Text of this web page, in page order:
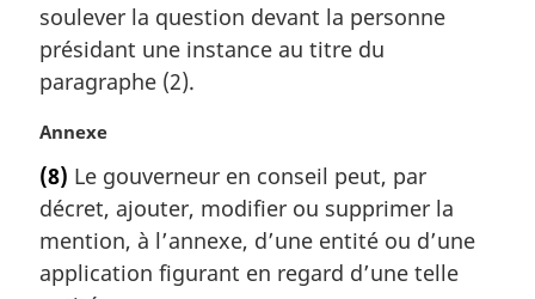
e
:
soulever la question devant la personne
présidant une instance au titre du
paragraphe (2).
N
t
e
m
a
Annexe
(8) Le gouverneur en conseil peut, par
décret, ajouter, modifier ou supprimer la
mention, à l’annexe, d’une entité ou d’une
application figurant en regard d’une telle